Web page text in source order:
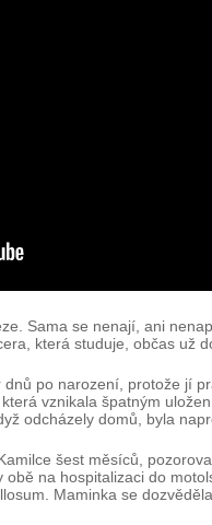
Sama se nenají, ani
která studuje, občas už
po narození, protože jí
vznikala špatným
odcházely domů, byla
šest měsíců,
na hospitalizaci do
Maminka se